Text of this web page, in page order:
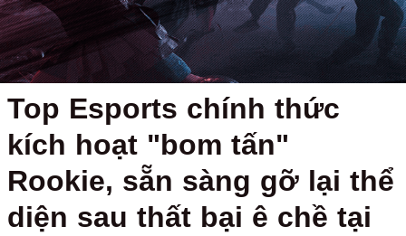
Top Esports chính thức
kích hoạt "bom tấn"
Rookie, sẵn sàng gỡ lại thể
diện sau thất bại ê chề tại